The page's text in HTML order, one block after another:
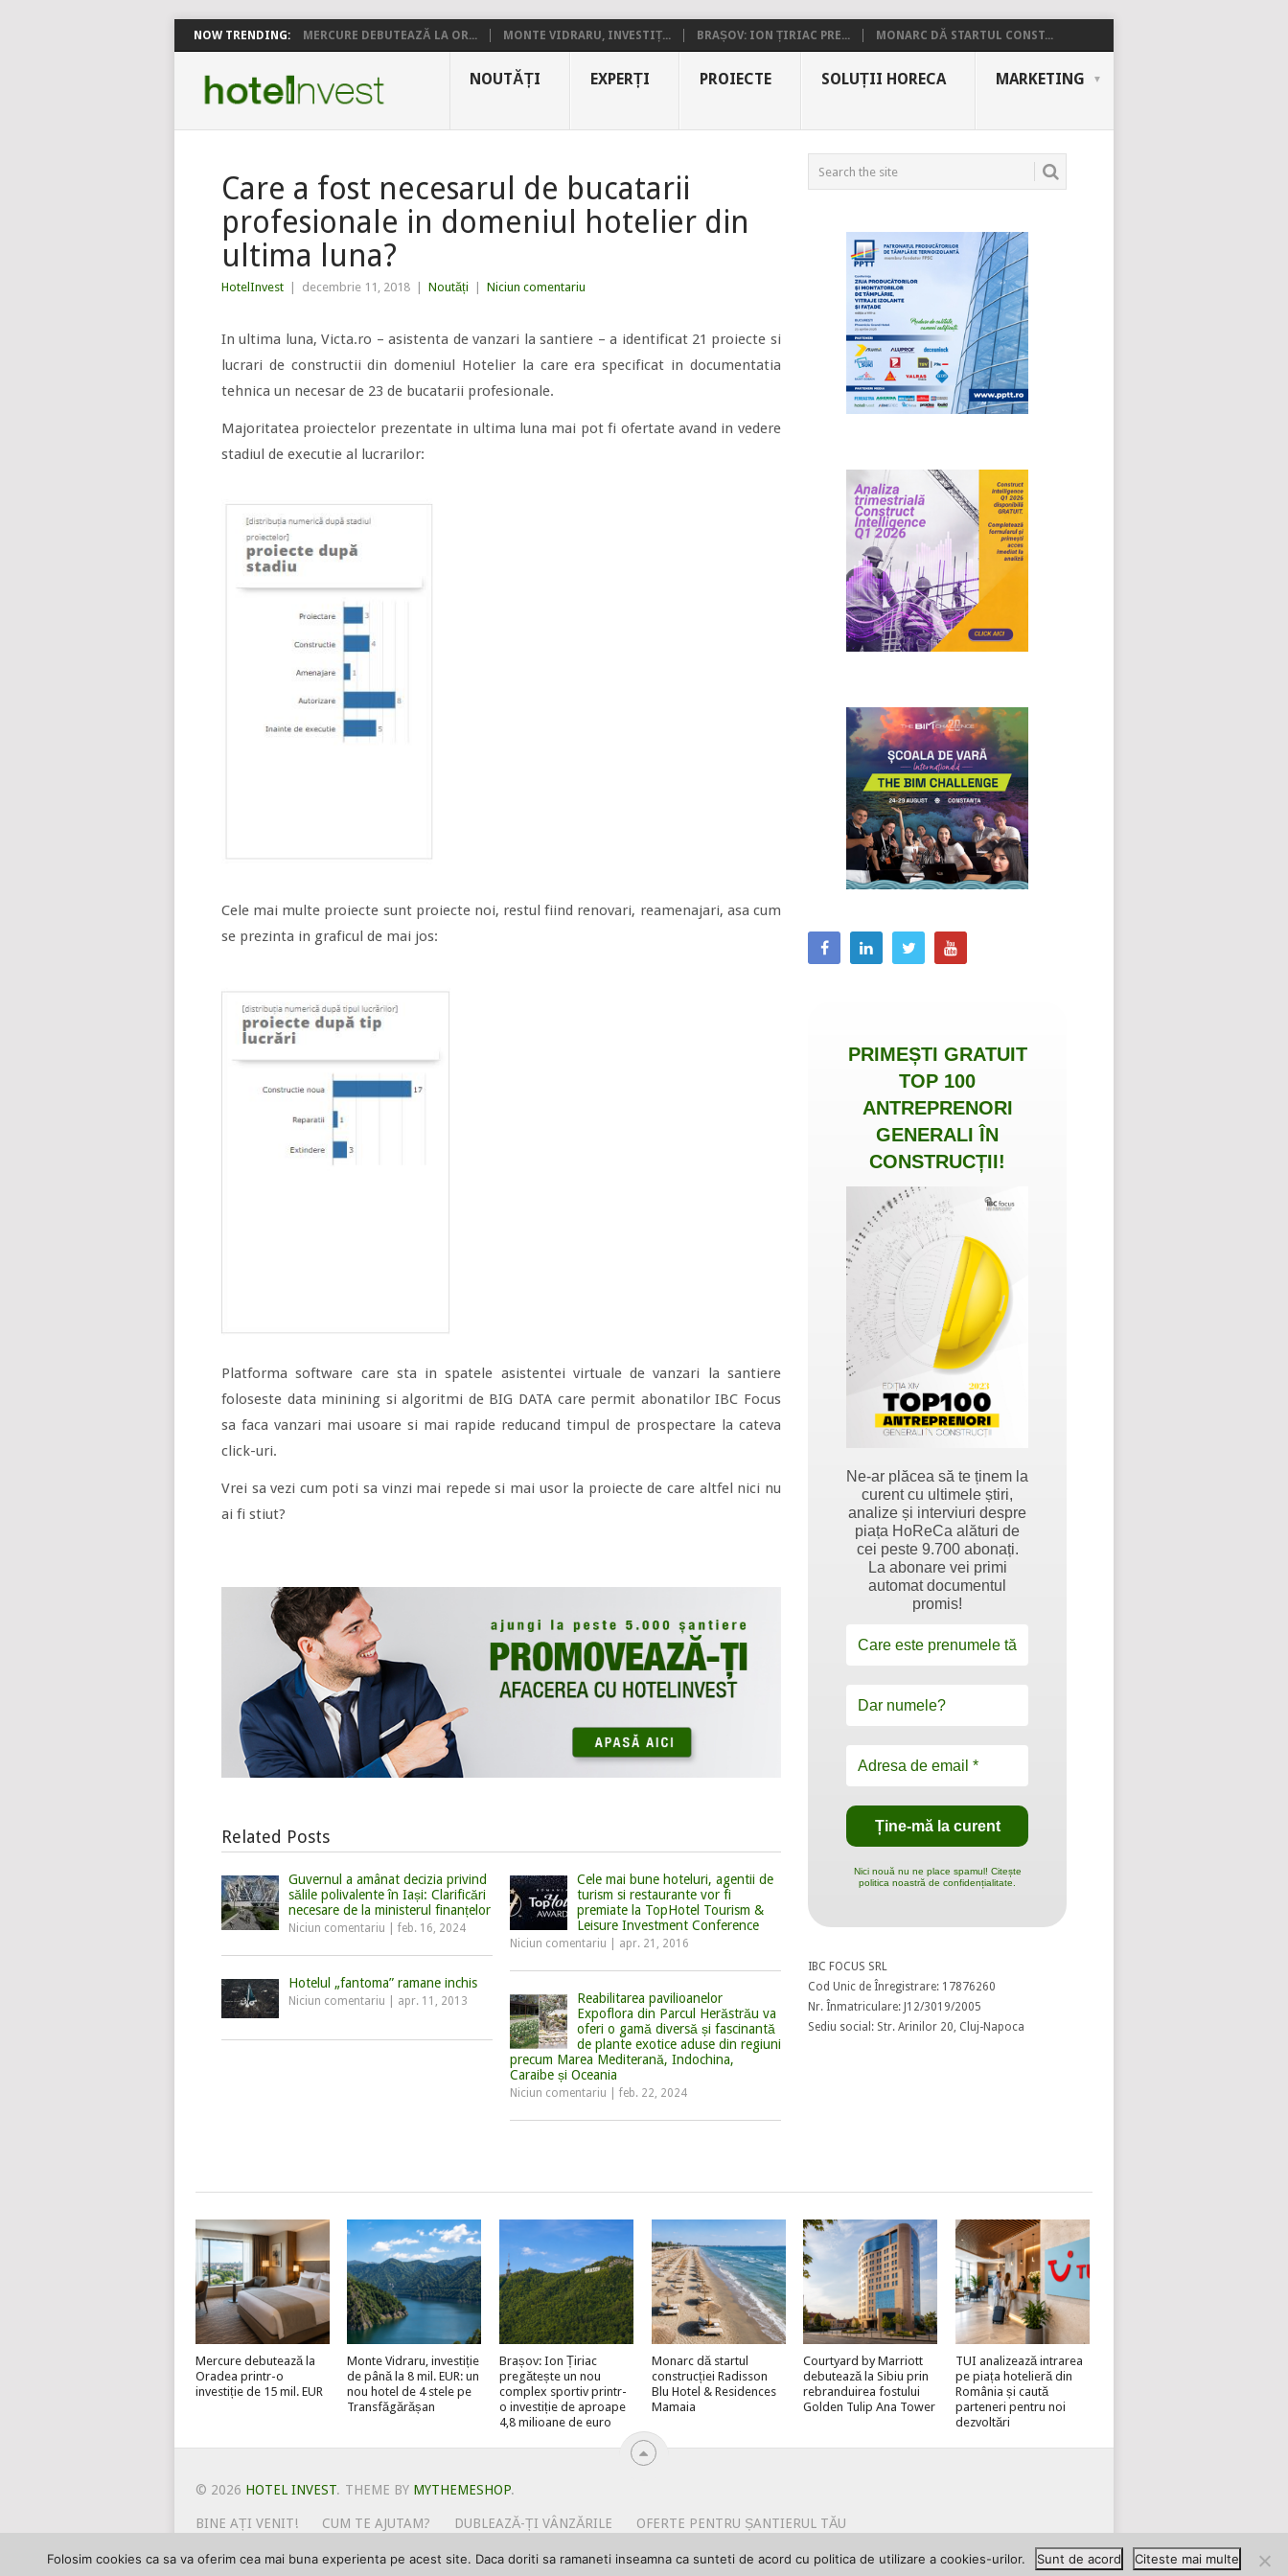
NOW TRENDING: MERCURE DEBUTEAZĂ LA OR... MONTE VIDRARU, INVESTIȚ... BRAȘOV: ION ȚIRIAC PRE... MONARC DĂ STARTUL CONST...
NOUTĂȚI EXPERȚI PROIECTE SOLUȚII HORECA MARKETING
Care a fost necesarul de bucatarii
profesionale in domeniul hotelier din
ultima luna?
HotelInvest decembrie 11, 2018 Noutăți Niciun comentariu
In ultima luna, Victa.ro – asistenta de vanzari la santiere – a identificat 21 proiecte si
lucrari de constructii din domeniul Hotelier la care era specificat in documentatia
tehnica un necesar de 23 de bucatarii profesionale.
Majoritatea proiectelor prezentate in ultima luna mai pot fi ofertate avand in vedere
stadiul de executie al lucrarilor:
Cele mai multe proiecte sunt proiecte noi, restul fiind renovari, reamenajari, asa cum
se prezinta in graficul de mai jos:
Platforma software care sta in spatele asistentei virtuale de vanzari la santiere
foloseste data minining si algoritmi de BIG DATA care permit abonatilor IBC Focus
sa faca vanzari mai usoare si mai rapide reducand timpul de prospectare la cateva
click-uri.
Vrei sa vezi cum poti sa vinzi mai repede si mai usor la proiecte de care altfel nici nu
ai fi stiut?
Related Posts
Guvernul a amânat decizia privind
sălile polivalente în Iași: Clarificări
necesare de la ministerul finanțelor
Niciun comentariu feb. 16, 2024
Cele mai bune hoteluri, agentii de
turism si restaurante vor fi
premiate la TopHotel Tourism &
Leisure Investment Conference
Niciun comentariu apr. 21, 2016
Hotelul „fantoma” ramane inchis
Niciun comentariu apr. 11, 2013
Reabilitarea pavilioanelor
Expoflora din Parcul Herăstrău va
oferi o gamă diversă și fascinantă
de plante exotice aduse din regiuni
precum Marea Mediterană, Indochina,
Caraibe și Oceania
Niciun comentariu feb. 22, 2024
PRIMEȘTI GRATUIT
TOP 100
ANTREPRENORI
GENERALI ÎN
CONSTRUCȚII!
Ne-ar plăcea să te ținem la
curent cu ultimele știri,
analize și interviuri despre
piața HoReCa alături de
cei peste 9.700 abonați.
La abonare vei primi
automat documentul
promis!
Nici nouă nu ne place spamul! Citește
politica noastră de confidențialitate.
IBC FOCUS SRL
Cod Unic de Înregistrare: 17876260
Nr. Înmatriculare: J12/3019/2005
Sediu social: Str. Arinilor 20, Cluj-Napoca
Mercure debutează la
Oradea printr-o
investiție de 15 mil. EUR
Monte Vidraru, investiție
de până la 8 mil. EUR: un
nou hotel de 4 stele pe
Transfăgărășan
Brașov: Ion Țiriac
pregătește un nou
complex sportiv printr-
o investiție de aproape
4,8 milioane de euro
Monarc dă startul
construcției Radisson
Blu Hotel & Residences
Mamaia
Courtyard by Marriott
debutează la Sibiu prin
rebranduirea fostului
Golden Tulip Ana Tower
TUI analizează intrarea
pe piața hotelieră din
România și caută
parteneri pentru noi
dezvoltări
© 2026 HOTEL INVEST. THEME BY MYTHEMESHOP.
BINE AȚI VENIT! CUM TE AJUTAM? DUBLEAZĂ-ȚI VÂNZĂRILE
OFERTE PENTRU ȘANTIERUL TĂU
PSPDCP
TERMENI SI CONDITII
Folosim cookies ca sa va oferim cea mai buna experienta pe acest site. Daca doriti sa ramaneti inseamna ca sunteti de acord cu politica de utilizare a cookies-urilor. Sunt de acord Citeste mai multe